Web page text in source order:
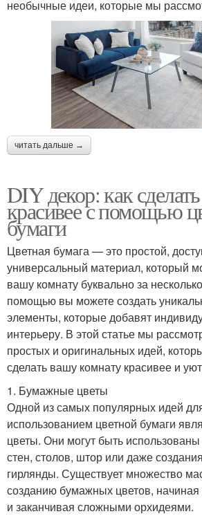
необычные идеи, которые мы
читать дальше →
DIY декор: как
красивее с помощью
бумаги
Цветная бумага — это простой,
универсальный материал, который
вашу комнату буквально за
помощью вы можете создать
элементы, которые добавят
интерьеру. В этой статье мы
простых и оригинальных идей,
сделать вашу комнату красивее и
1. Бумажные цветы
Одной из самых популярных идей
использованием цветной бумаги
цветы. Они могут быть
стен, столов, штор или даже
гирлянды. Существует множество
созданию бумажных цветов, начиная
и заканчивая сложными орхидеями.